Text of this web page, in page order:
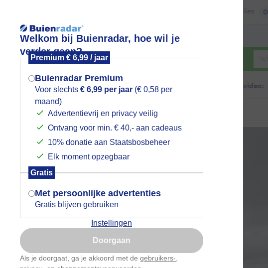
Welkom bij Buienradar, hoe wil je
verder gaan?
Premium € 6,99 / jaar
Buienradar Premium
Voor slechts € 6,99 per jaar (€ 0,58 per
maand)
Advertentievrij en privacy veilig
Ontvang voor min. € 40,- aan cadeaus
10% donatie aan Staatsbosbeheer
Elk moment opzegbaar
Gratis
Met persoonlijke advertenties
Gratis blijven gebruiken
Instellingen
Doorgaan
Als je doorgaat, ga je akkoord met de gebruikers-
Files 0
Lees meer.
Foto en video Weerzine
Zoeken in foto & video:
wolken boven de koe
Mogen we je locatie gebruiken voor
het weer?
Indien je hier nog geen akkoord op hebt
gegeven, verschijnt er zo een pop-up uit
je browser waarin deze toestemming
gevraagd wordt.
Is goed, toon de popup
Nu niet, misschien later